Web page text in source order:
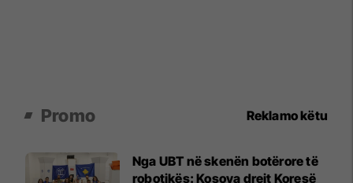
Promo Reklamo këtu
Nga UBT në skenën botërore të
robotikës: Kosova drejt Koresë